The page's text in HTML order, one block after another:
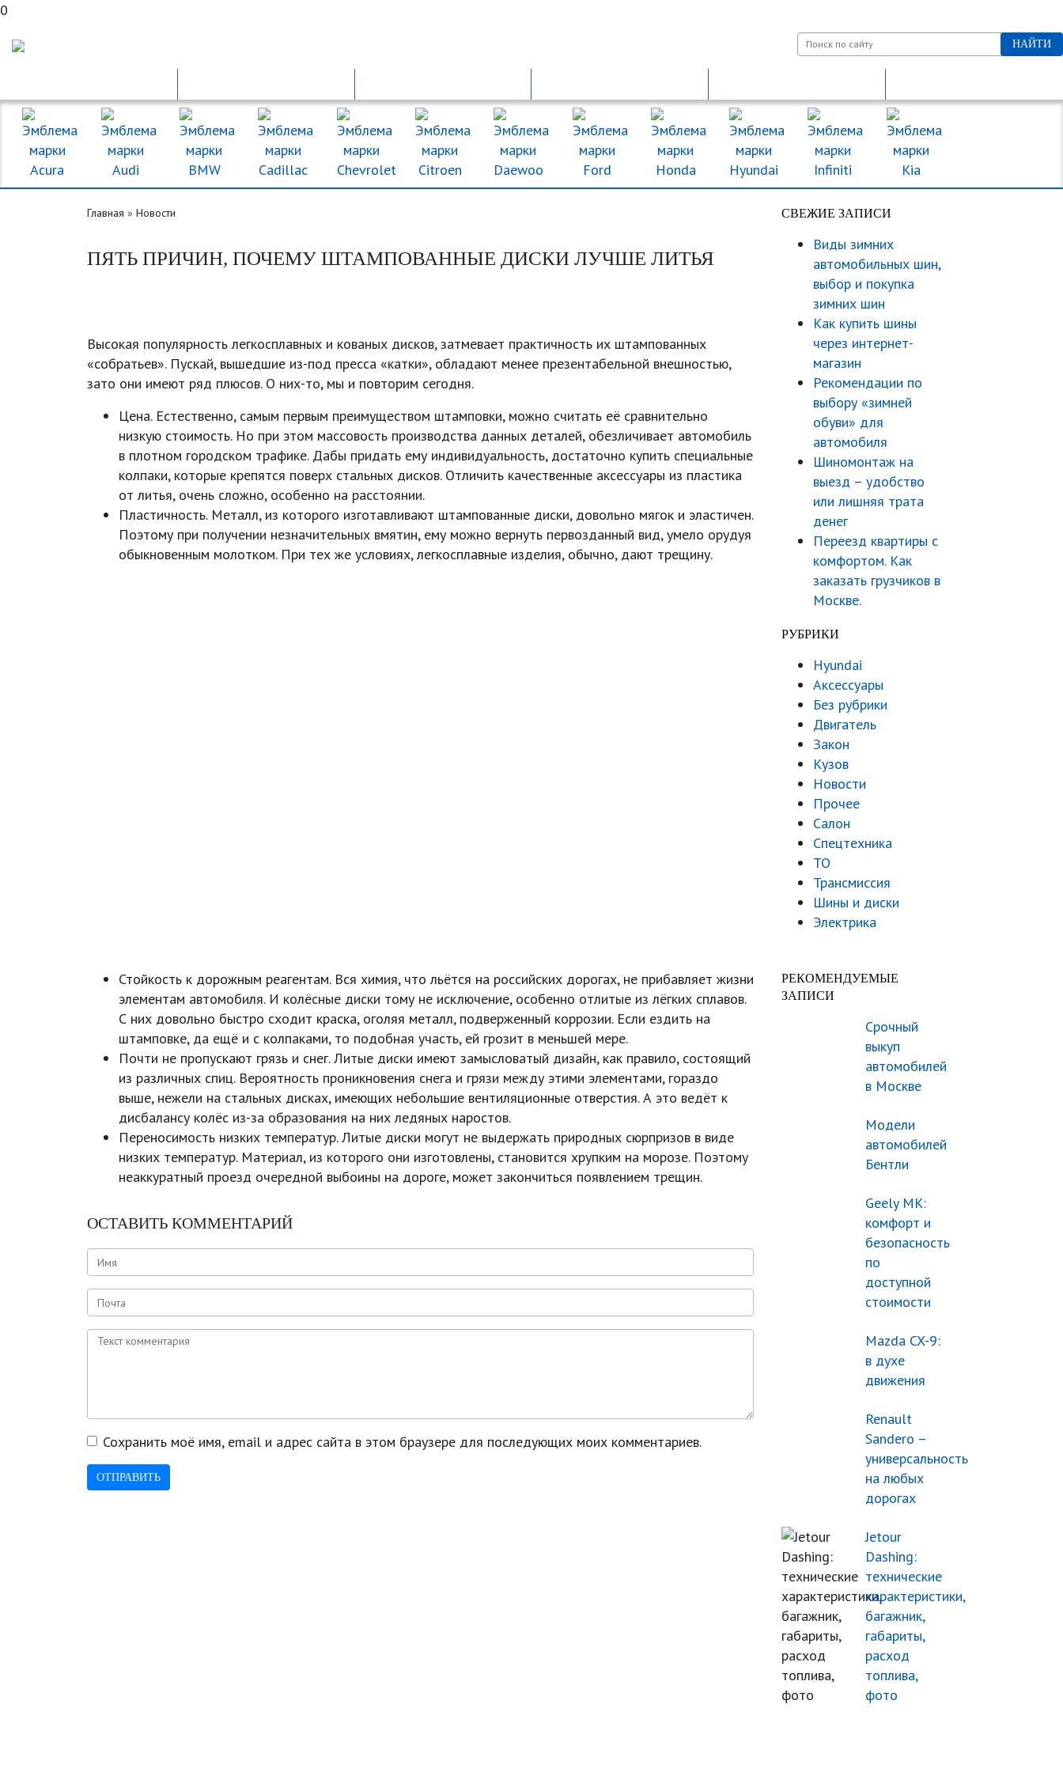
0
НАЙТИ
Главная » Новости
ПЯТЬ ПРИЧИН, ПОЧЕМУ ШТАМПОВАННЫЕ ДИСКИ ЛУЧШЕ ЛИТЬЯ
Высокая популярность легкосплавных и кованых дисков, затмевает практичность их штампованных
«собратьев». Пускай, вышедшие из-под пресса «катки», обладают менее презентабельной внешностью,
зато они имеют ряд плюсов. О них-то, мы и повторим сегодня.
Цена. Естественно, самым первым преимуществом штамповки, можно считать её сравнительно
низкую стоимость. Но при этом массовость производства данных деталей, обезличивает автомобиль
в плотном городском трафике. Дабы придать ему индивидуальность, достаточно купить специальные
колпаки, которые крепятся поверх стальных дисков. Отличить качественные аксессуары из пластика
от литья, очень сложно, особенно на расстоянии.
Пластичность. Металл, из которого изготавливают штампованные диски, довольно мягок и эластичен.
Поэтому при получении незначительных вмятин, ему можно вернуть первозданный вид, умело орудуя
обыкновенным молотком. При тех же условиях, легкосплавные изделия, обычно, дают трещину.
Стойкость к дорожным реагентам. Вся химия, что льётся на российских дорогах, не прибавляет жизни
элементам автомобиля. И колёсные диски тому не исключение, особенно отлитые из лёгких сплавов.
С них довольно быстро сходит краска, оголяя металл, подверженный коррозии. Если ездить на
штамповке, да ещё и с колпаками, то подобная участь, ей грозит в меньшей мере.
Почти не пропускают грязь и снег. Литые диски имеют замысловатый дизайн, как правило, состоящий
из различных спиц. Вероятность проникновения снега и грязи между этими элементами, гораздо
выше, нежели на стальных дисках, имеющих небольшие вентиляционные отверстия. А это ведёт к
дисбалансу колёс из-за образования на них ледяных наростов.
Переносимость низких температур. Литые диски могут не выдержать природных сюрпризов в виде
низких температур. Материал, из которого они изготовлены, становится хрупким на морозе. Поэтому
неаккуратный проезд очередной выбоины на дороге, может закончиться появлением трещин.
ОСТАВИТЬ КОММЕНТАРИЙ
Сохранить моё имя, email и адрес сайта в этом браузере для последующих моих комментариев.
СВЕЖИЕ ЗАПИСИ
Виды зимних
автомобильных шин,
выбор и покупка
зимних шин
Как купить шины
через интернет-
магазин
Рекомендации по
выбору «зимней
обуви» для
автомобиля
Шиномонтаж на
выезд – удобство
или лишняя трата
денег
Переезд квартиры с
комфортом. Как
заказать грузчиков в
Москве.
РУБРИКИ
Hyundai
Аксессуары
Без рубрики
Двигатель
Закон
Кузов
Новости
Прочее
Салон
Спецтехника
ТО
Трансмиссия
Шины и диски
Электрика
РЕКОМЕНДУЕМЫЕ
ЗАПИСИ
Срочный
выкуп
автомобилей
в Москве
Модели
автомобилей
Бентли
Geely МК:
комфорт и
безопасность
по
доступной
стоимости
Mazda CX-9:
в духе
движения
Renault
Sandero –
универсальность
на любых
дорогах
Jetour
Dashing:
технические
характеристики,
багажник,
габариты,
расход
топлива,
фото